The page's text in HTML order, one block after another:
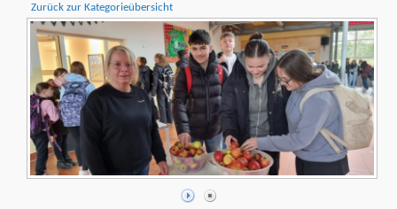
Zurück zur Kategorieübersicht